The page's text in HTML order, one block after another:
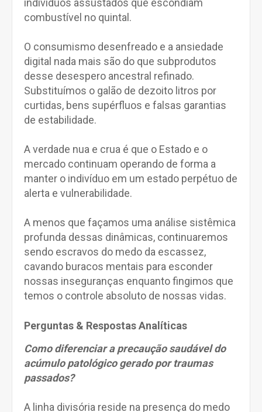
indivíduos assustados que escondiam
combustível no quintal.
O consumismo desenfreado e a ansiedade
digital nada mais são do que subprodutos
desse desespero ancestral refinado.
Substituímos o galão de dezoito litros por
curtidas, bens supérfluos e falsas garantias
de estabilidade.
A verdade nua e crua é que o Estado e o
mercado continuam operando de forma a
manter o indivíduo em um estado perpétuo de
alerta e vulnerabilidade.
A menos que façamos uma análise sistêmica
profunda dessas dinâmicas, continuaremos
sendo escravos do medo da escassez,
cavando buracos mentais para esconder
nossas inseguranças enquanto fingimos que
temos o controle absoluto de nossas vidas.
Perguntas & Respostas Analíticas
Como diferenciar a precaução saudável do
acúmulo patológico gerado por traumas
passados?
A linha divisória reside na presença do medo